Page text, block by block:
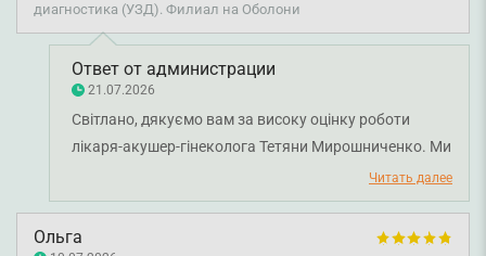
диагностика (УЗД). Филиал на Оболони
Ответ от администрации
21.07.2026
Світлано, дякуємо вам за високу оцінку роботи
лікаря-акушер-гінеколога Тетяни Мирошниченко. Ми
раді, що ви відзначили професіоналізм, уважність до
деталей і компетентність лікарки під час проведення
Читать далее
Ольга